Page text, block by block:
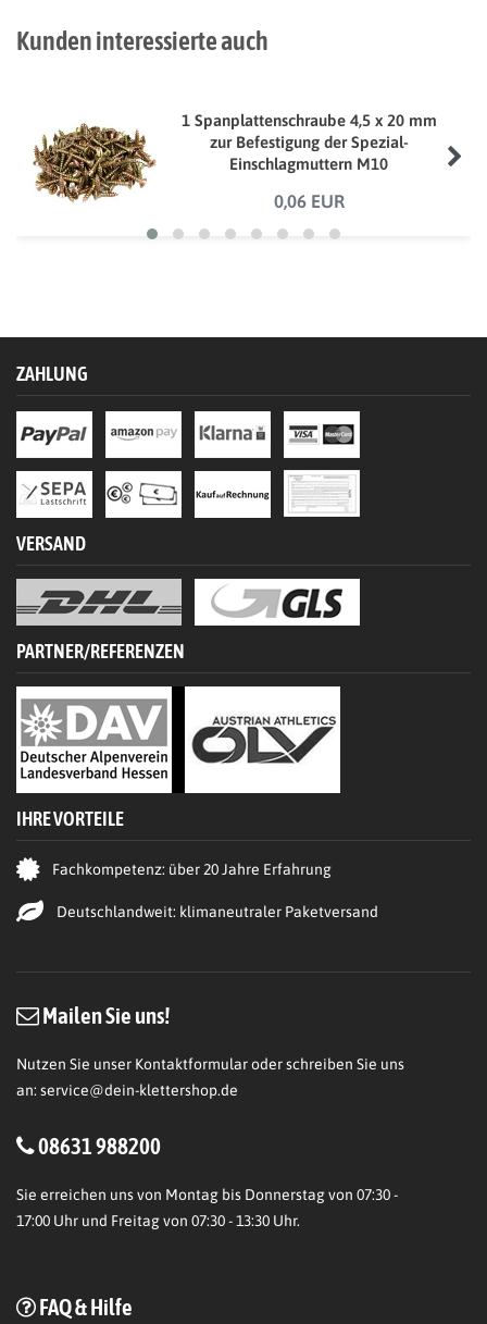
Kunden interessierte auch
1 Spanplattenschraube 4,5 x 20 mm
zur Befestigung der Spezial-
Einschlagmuttern M10
0,06 EUR
ZAHLUNG
VERSAND
PARTNER/REFERENZEN
IHRE VORTEILE
Fachkompetenz: über 20 Jahre Erfahrung
Deutschlandweit: klimaneutraler Paketversand
Mailen Sie uns!
Nutzen Sie unser Kontaktformular oder schreiben Sie uns
an: service@dein-klettershop.de
08631 988200
Sie erreichen uns von Montag bis Donnerstag von 07:30 -
17:00 Uhr und Freitag von 07:30 - 13:30 Uhr.
FAQ & Hilfe